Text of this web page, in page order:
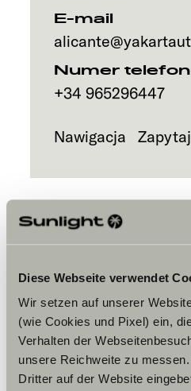
Diese Webseite verwendet
Wir setzen auf unserer
(wie Cookies und Pixel) ein,
Verhalten der
unsere Reichweite zu
Dritter auf der Website
E-mail
Numer
+34 965296447
Nawigacja
Zaakceptuj
cookie, aby
Ustawienia